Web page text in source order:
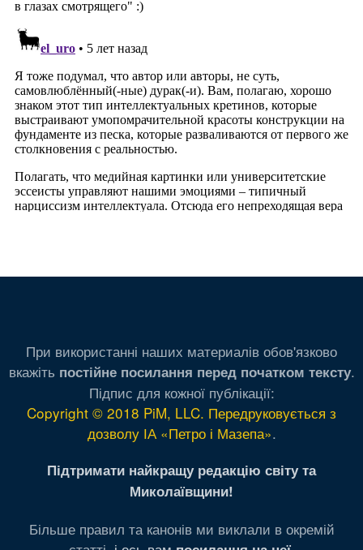
При використанні наших материалів обов'язково
вкажіть постійне посилання перед початком тексту.
Підпис для кожної публікації:
Copyright © 2018 PiM, LLC. Передруковується з
дозволу ІА «Петро і Мазепа».
Підтримати найкращу редакцію світу та
Миколаївщини!
Більше правил та канонів ми виклали в окремій